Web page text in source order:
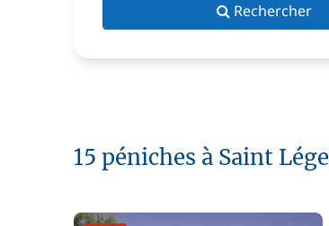
Rechercher
15 péniches à Saint